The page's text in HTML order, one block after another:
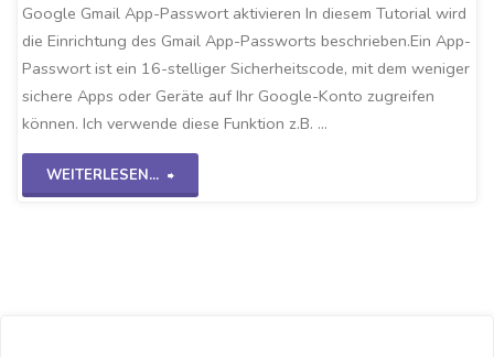
Google Gmail App-Passwort aktivieren In diesem Tutorial wird
die Einrichtung des Gmail App-Passworts beschrieben.Ein App-
Passwort ist ein 16-stelliger Sicherheitscode, mit dem weniger
sichere Apps oder Geräte auf Ihr Google-Konto zugreifen
können. Ich verwende diese Funktion z.B. …
WEITERLESEN...
"Gmail